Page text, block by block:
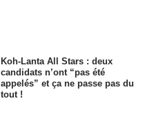
Koh-Lanta All Stars : deux
candidats n’ont “pas été
appelés” et ça ne passe pas du
tout !